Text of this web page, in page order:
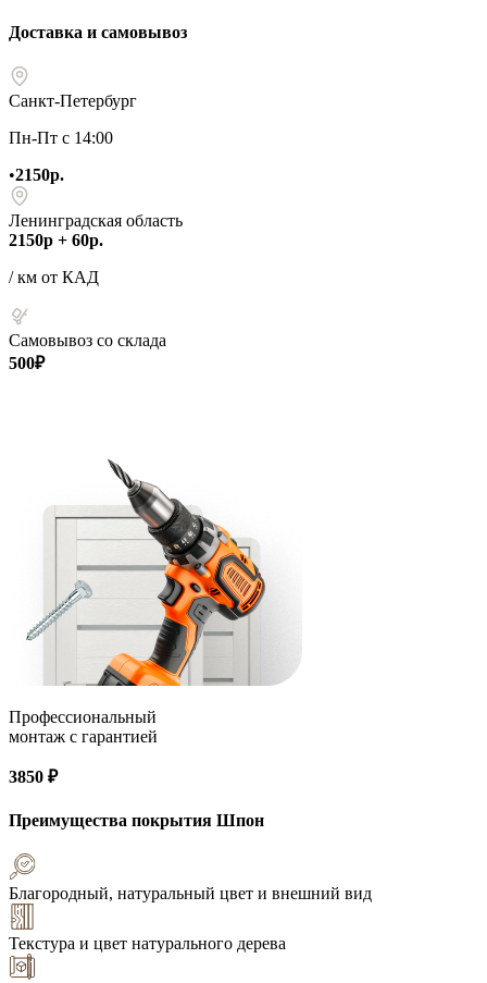
Доставка и самовывоз
Санкт-Петербург
Пн-Пт с 14:00
•2150р.
Ленинградская область
2150р + 60р.
/ км от КАД
Самовывоз со склада
500₽
Профессиональный
монтаж с гарантией
3850 ₽
Преимущества покрытия Шпон
Благородный, натуральный цвет и внешний вид
Текстура и цвет натурального дерева